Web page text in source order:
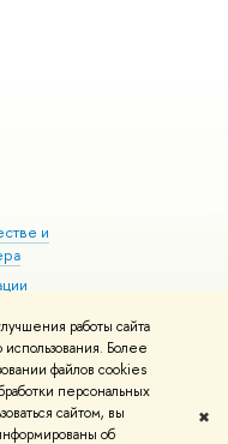
работы сайта
Более
файлов cookies
персональных
сайтом, вы
об
✖
и